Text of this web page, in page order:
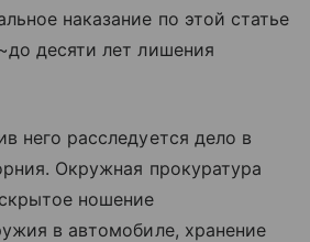
наказание по этой статье
десяти лет лишения
него расследуется дело в
Окружная прокуратура
ношение
в автомобиле, хранение